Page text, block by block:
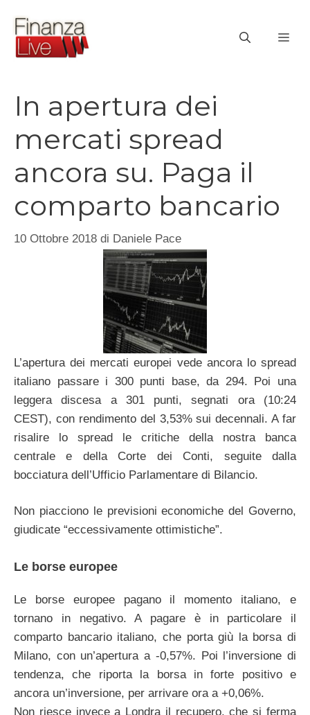
contenuto
In apertura dei
mercati spread
ancora su. Paga il
comparto bancario
10 Ottobre 2018 di Daniele Pace
L’apertura dei mercati europei vede ancora lo spread
italiano passare i 300 punti base, da 294. Poi una
leggera discesa a 301 punti, segnati ora (10:24
CEST), con rendimento del 3,53% sui decennali. A far
risalire lo spread le critiche della nostra banca
centrale e della Corte dei Conti, seguite dalla
bocciatura dell’Ufficio Parlamentare di Bilancio.
Non piacciono le previsioni economiche del Governo,
giudicate “eccessivamente ottimistiche”.
Le borse europee
Le borse europee pagano il momento italiano, e
tornano in negativo. A pagare è in particolare il
comparto bancario italiano, che porta giù la borsa di
Milano, con un’apertura a -0,57%. Poi l’inversione di
tendenza, che riporta la borsa in forte positivo e
ancora un’inversione, per arrivare ora a +0,06%.
Non riesce invece a Londra il recupero, che si ferma